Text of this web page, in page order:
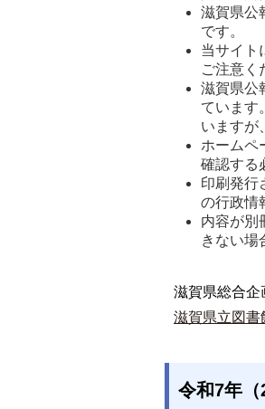
滋賀県公
です。
当サイト
ご注意く
滋賀県公
ています
いますが
ホームペ
確認する
印刷発行
の行政情
内容が別
きない場
滋賀県総合企
滋賀県立図書
令和7年（